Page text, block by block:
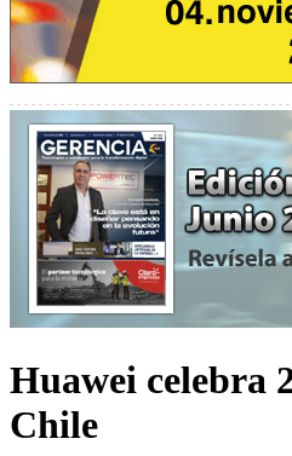
Huawei celebra
Chile